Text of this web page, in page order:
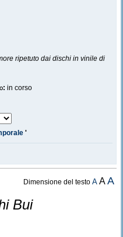
ripetuto dai dischi in vinile di
in corso
'
Dimensione del testoA AA
Bui